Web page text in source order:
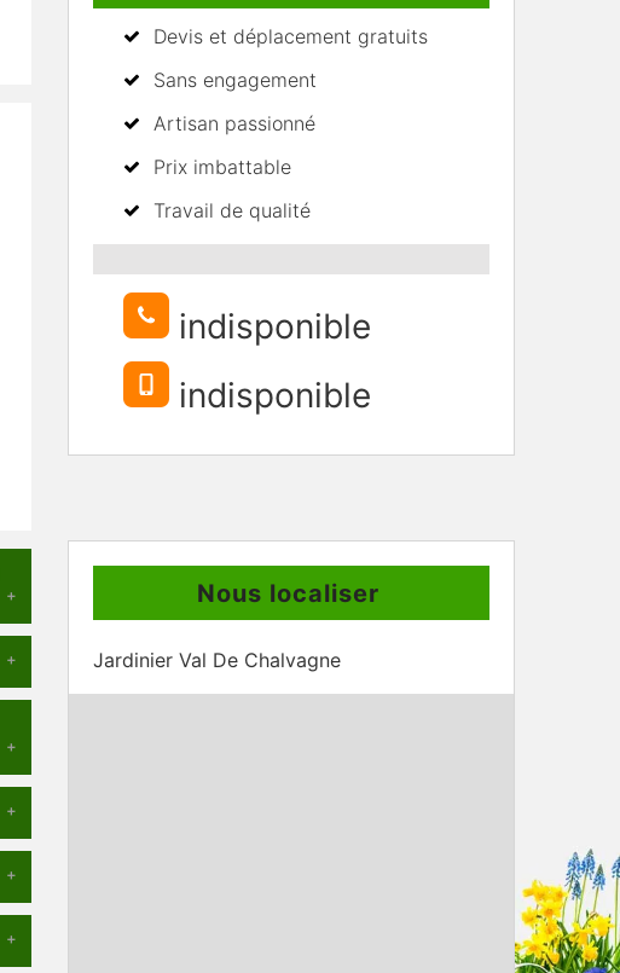
Devis et déplacement gratuits
Sans engagement
Artisan passionné
Prix imbattable
Travail de qualité
indisponible
indisponible
Nous localiser
Jardinier Val De Chalvagne